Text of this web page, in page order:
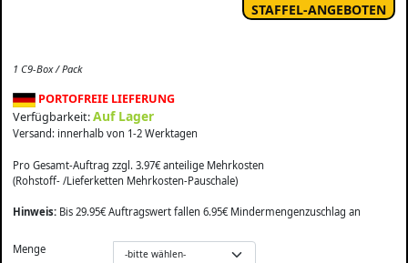
STAFFEL-ANGEBOTEN
1 C9-Box / Pack
PORTOFREIE LIEFERUNG
Verfügbarkeit:Auf Lager
Versand: innerhalb von 1-2 Werktagen
Pro Gesamt-Auftrag zzgl. 3.97€ anteilige Mehrkosten
(Rohstoff- /Lieferketten Mehrkosten-Pauschale)
Hinweis: Bis 29.95€ Auftragswert fallen 6.95€ Mindermengenzuschlag an
Menge